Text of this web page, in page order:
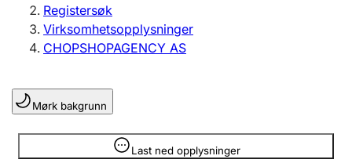
Enkeltpersonforetak
Registrere, endre, slette
Lag og forening
Registrere, endre, slette
Registersøk
Virksomhetsopplysninger
CHOPSHOPAGENCY AS
Mørk bakgrunn
Last ned opplysninger
Opplysninger er skjult